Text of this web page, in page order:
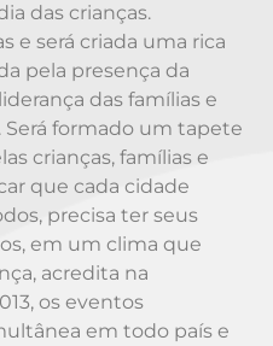
das crianças.
e será criada uma rica
pela presença da
das famílias e
formado um tapete
crianças, famílias e
que cada cidade
precisa ter seus
em um clima que
acredita na
os eventos
em todo país e